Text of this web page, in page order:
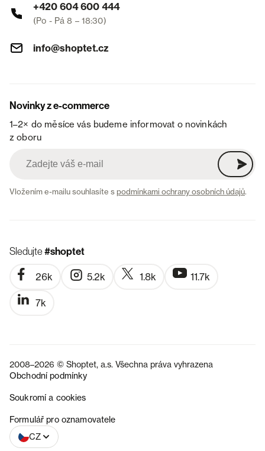
+420 604 600 444
(Po - Pá 8 – 18:30)
info@shoptet.cz
Novinky z e-commerce
1–2× do měsíce vás budeme informovat o novinkách
z oboru
Vložením e-mailu souhlasíte spodmínkami ochrany osobních údajů.
Sledujte#shoptet
26k 5.2k 1.8k 11.7k
7k
2008–2026 © Shoptet, a.s. Všechna práva vyhrazena
Obchodní podmínky
Soukromí a cookies
Formulář pro oznamovatele
CZ